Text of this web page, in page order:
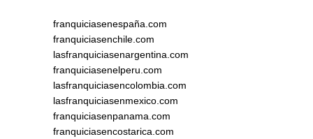
franquiciasenespaña.com
franquiciasenchile.com
lasfranquiciasenargentina.com
franquiciasenelperu.com
lasfranquiciasencolombia.com
lasfranquiciasenmexico.com
franquiciasenpanama.com
franquiciasencostarica.com